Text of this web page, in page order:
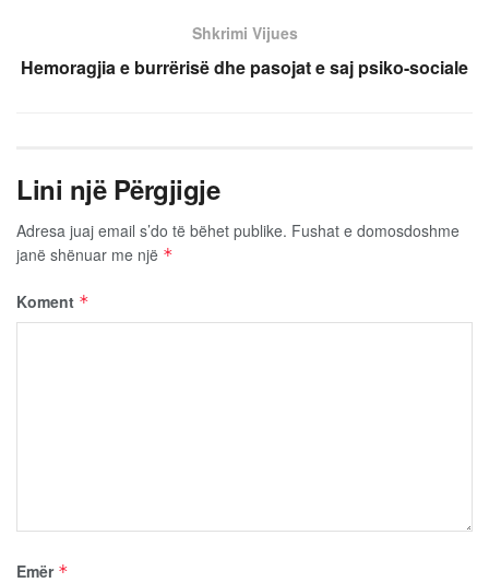
Shkrimi Vijues
Hemoragjia e burrërisë dhe pasojat e saj psiko-sociale
Lini një Përgjigje
Adresa juaj email s’do të bëhet publike. Fushat e domosdoshme
janë shënuar me një *
Koment *
Emër *